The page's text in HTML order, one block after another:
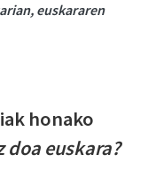
euskararen
honako
doa euskara?